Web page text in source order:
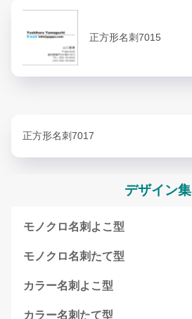
正方形名刺7015
正方形名刺7017
デザイン集
モノクロ名刺よこ型
モノクロ名刺たて型
カラー名刺よこ型
カラー名刺たて型